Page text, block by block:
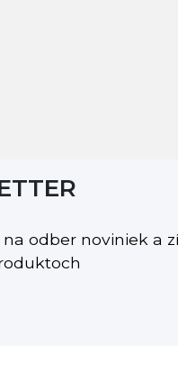
na odber noviniek a